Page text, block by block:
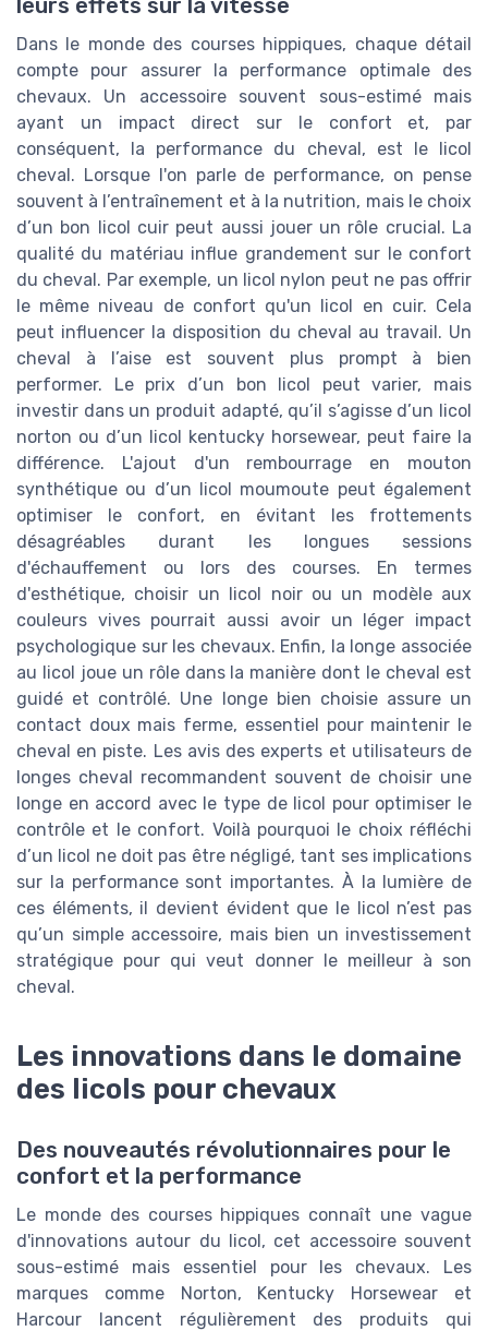
leurs effets sur la vitesse
Dans le monde des courses hippiques, chaque détail
compte pour assurer la performance optimale des
chevaux. Un accessoire souvent sous-estimé mais
ayant un impact direct sur le confort et, par
conséquent, la performance du cheval, est le licol
cheval. Lorsque l'on parle de performance, on pense
souvent à l’entraînement et à la nutrition, mais le choix
d’un bon licol cuir peut aussi jouer un rôle crucial. La
qualité du matériau influe grandement sur le confort
du cheval. Par exemple, un licol nylon peut ne pas offrir
le même niveau de confort qu'un licol en cuir. Cela
peut influencer la disposition du cheval au travail. Un
cheval à l’aise est souvent plus prompt à bien
performer. Le prix d’un bon licol peut varier, mais
investir dans un produit adapté, qu’il s’agisse d’un licol
norton ou d’un licol kentucky horsewear, peut faire la
différence. L'ajout d'un rembourrage en mouton
synthétique ou d’un licol moumoute peut également
optimiser le confort, en évitant les frottements
désagréables durant les longues sessions
d'échauffement ou lors des courses. En termes
d'esthétique, choisir un licol noir ou un modèle aux
couleurs vives pourrait aussi avoir un léger impact
psychologique sur les chevaux. Enfin, la longe associée
au licol joue un rôle dans la manière dont le cheval est
guidé et contrôlé. Une longe bien choisie assure un
contact doux mais ferme, essentiel pour maintenir le
cheval en piste. Les avis des experts et utilisateurs de
longes cheval recommandent souvent de choisir une
longe en accord avec le type de licol pour optimiser le
contrôle et le confort. Voilà pourquoi le choix réfléchi
d’un licol ne doit pas être négligé, tant ses implications
sur la performance sont importantes. À la lumière de
ces éléments, il devient évident que le licol n’est pas
qu’un simple accessoire, mais bien un investissement
stratégique pour qui veut donner le meilleur à son
cheval.
Les innovations dans le domaine
des licols pour chevaux
Des nouveautés révolutionnaires pour le
confort et la performance
Le monde des courses hippiques connaît une vague
d'innovations autour du licol, cet accessoire souvent
sous-estimé mais essentiel pour les chevaux. Les
marques comme Norton, Kentucky Horsewear et
Harcour lancent régulièrement des produits qui